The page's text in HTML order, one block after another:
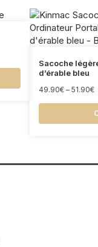
Sacoche
d’érable bleu
49.90€ – 51.90€